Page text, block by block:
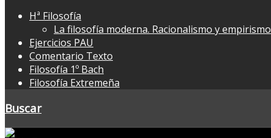
Hª Filosofía
La filosofía moderna. Racionalismo y empirismo
Ejercicios PAU
Comentario Texto
Filosofía 1º Bach
Filosofía Extremeña
Buscar